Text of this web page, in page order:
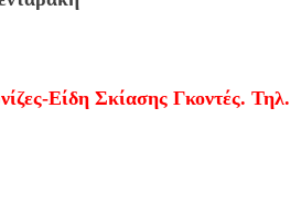
Σκίασης Γκοντές. Τηλ. 2811 21